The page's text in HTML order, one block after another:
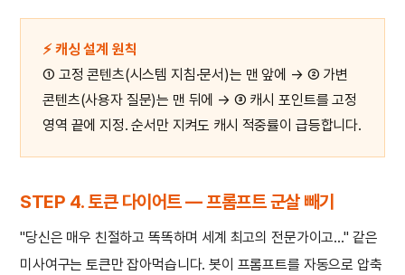
⚡ 캐싱 설계 원칙
① 고정 콘텐츠(시스템 지침·문서)는 맨 앞에 → ② 가변
콘텐츠(사용자 질문)는 맨 뒤에 → ③ 캐시 포인트를 고정
영역 끝에 지정. 순서만 지켜도 캐시 적중률이 급등합니다.
STEP 4. 토큰 다이어트 — 프롬프트 군살 빼기
"당신은 매우 친절하고 똑똑하며 세계 최고의 전문가이고…" 같은
미사여구는 토큰만 잡아먹습니다. 봇이 프롬프트를 자동으로 압축